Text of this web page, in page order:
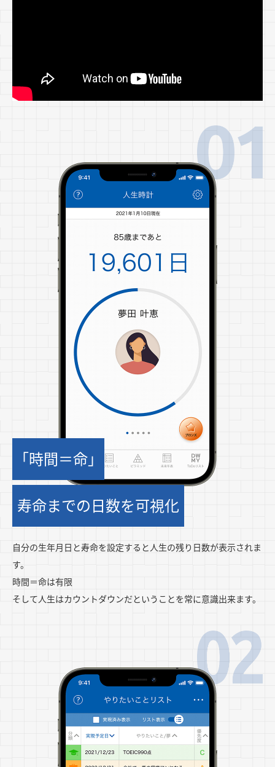
「時間＝命」
寿命までの日数を可視化
自分の生年月日と寿命を設定すると人生の残り日数が表示されま
す。
時間＝命は有限
そして人生はカウントダウンだということを常に意識出来ます。